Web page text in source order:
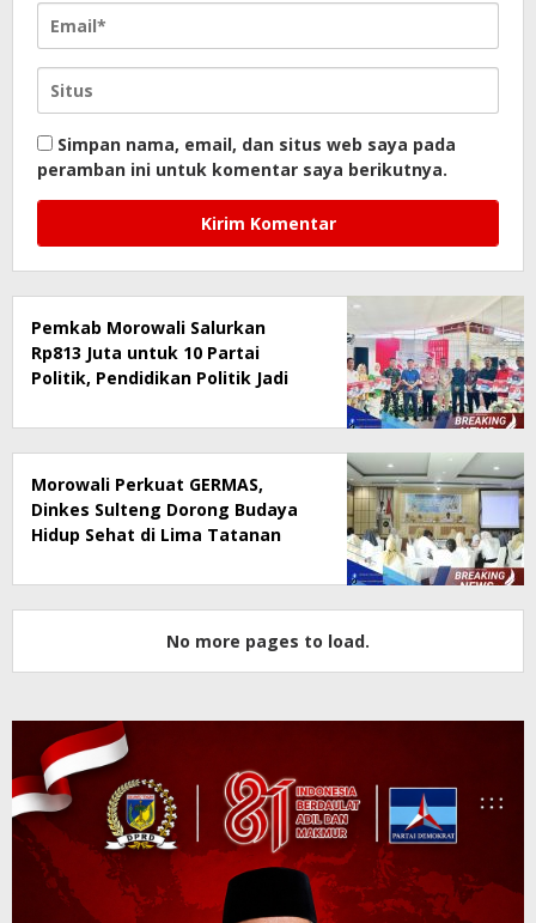
Simpan nama, email, dan situs web saya pada
peramban ini untuk komentar saya berikutnya.
Pemkab Morowali Salurkan
Rp813 Juta untuk 10 Partai
Politik, Pendidikan Politik Jadi
Morowali Perkuat GERMAS,
Dinkes Sulteng Dorong Budaya
Hidup Sehat di Lima Tatanan
No more pages to load.